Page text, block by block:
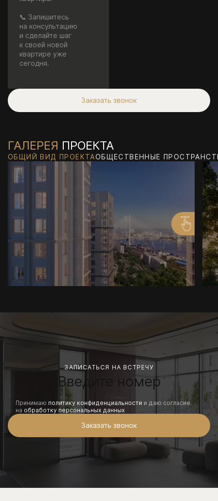
📞 Запишитесь
на консультацию
и сделайте шаг
к своей новой
квартире уже
сегодня.
Заказать звонок
ГАЛЕРЕЯ ПРОЕКТА
ОБЩИЙ ВИД ПРОЕКТАОБЩЕСТВЕННЫЕ
ЗАПИСАТЬСЯ НА ВСТРЕЧУ
Заказать звонок
Принимаю политику конфиденциальности и даю согласие
на обработку персональных данных